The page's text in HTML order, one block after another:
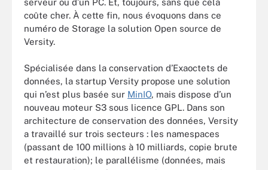
coûte cher. À cette fin, nous évoquons dans ce
numéro de Storage la solution Open source de
Versity.
Spécialisée dans la conservation d’Exaoctets de
données, la startup Versity propose une solution
qui n’est plus basée sur MinIO, mais dispose d’un
nouveau moteur S3 sous licence GPL. Dans son
architecture de conservation des données, Versity
a travaillé sur trois secteurs : les namespaces
(passant de 100 millions à 10 milliards, copie brute
et restauration); le parallélisme (données, mais